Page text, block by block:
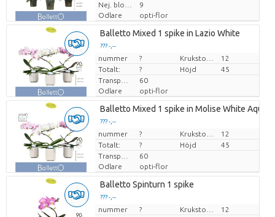
9
Odlare
opti-flor
Balletto Mixed 1 spike in Lazio White
??? -,--
Pris per enhet
nummer ?
12
Totalt:
? Höjd
45
60
Odlare
opti-flor
Balletto Mixed 1 spike in Molise White Aquo
??? -,--
Pris per enhet
nummer ?
12
Totalt:
? Höjd
45
60
Odlare
opti-flor
Balletto Spinturn 1 spike
??? -,--
Pris per enhet
nummer ?
12